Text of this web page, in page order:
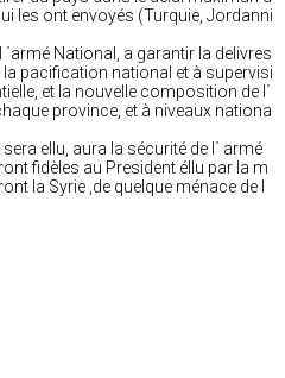
les ont envoyés (Turquie, Jordanni
´armé National, a garantir la delivres
pacification national et à supervisi
et la nouvelle composition de l´
province, et à niveaux nationa
ellu, aura la sécurité de l´ armé
fidèles au President éllu par la m
la Syrie ,de quelque ménace de l